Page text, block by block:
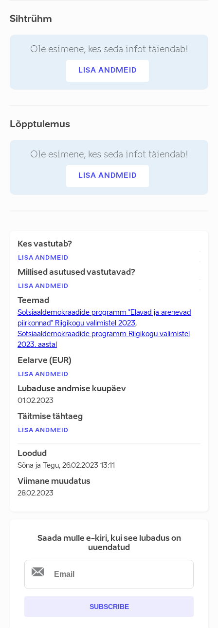
Sihtrühm
Ole esimene, kes seda infot täiendab!
LISA ANDMEID
Lõpptulemus
Ole esimene, kes seda infot täiendab!
LISA ANDMEID
Kes vastutab?
LISA ANDMEID
Millised asutused vastutavad?
LISA ANDMEID
Teemad
Sotsiaaldemokraadide programm "Elavad ja arenevad
piirkonnad" Riigikogu valimistel 2023,
Sotsiaaldemokraadide programm Riigikogu valimistel
2023. aastal
Eelarve (EUR)
LISA ANDMEID
Lubaduse andmise kuupäev
01.02.2023
Täitmise tähtaeg
LISA ANDMEID
Loodud
Sõna ja Tegu, 26.02.2023 13:11
Viimane muudatus
28.02.2023
Saada mulle e-kiri, kui see lubadus on
uuendatud
SUBSCRIBE